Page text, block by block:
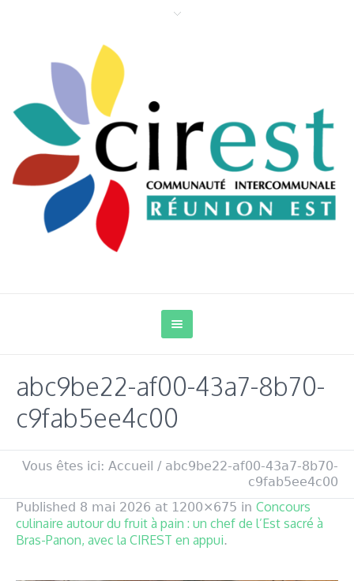
abc9be22-af00-43a7-8b70-
c9fab5ee4c00
Vous êtes ici: Accueil / abc9be22-af00-43a7-8b70-
c9fab5ee4c00
Published 8 mai 2026 at 1200×675 in Concours
culinaire autour du fruit à pain : un chef de l’Est sacré à
Bras-Panon, avec la CIREST en appui.